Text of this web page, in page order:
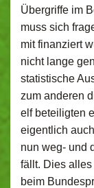
Übergriffe im
muss sich
mit finanziert
nicht lange
statistische
zum anderen
elf beteiligten
eigentlich
nun weg- und
fällt. Dies
beim